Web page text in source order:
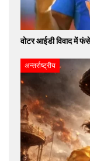
वोटर आईडी विवाद में
अन्तर्राष्ट्रीय